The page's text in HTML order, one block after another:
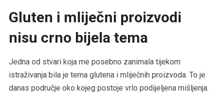
Gluten i mliječni proizvodi
nisu crno bijela tema
Jedna od stvari koja me posebno zanimala tijekom
istraživanja bila je tema glutena i mliječnih proizvoda. To je
danas područje oko kojeg postoje vrlo podijeljena mišljenja.